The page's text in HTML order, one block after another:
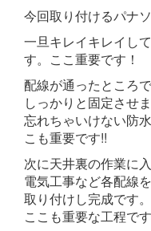
今回取り付けるパナ
一旦キレイキレイし
す。ここ重要です！
配線が通ったところ
しっかりと固定させま
忘れちゃいけない防
こも重要です!!
次に天井裏の作業に入
電気工事など各配線
取り付けし完成です。
ここも重要な工程で